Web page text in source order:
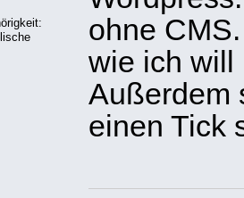
ohne
wie ich will
Außerdem
einen